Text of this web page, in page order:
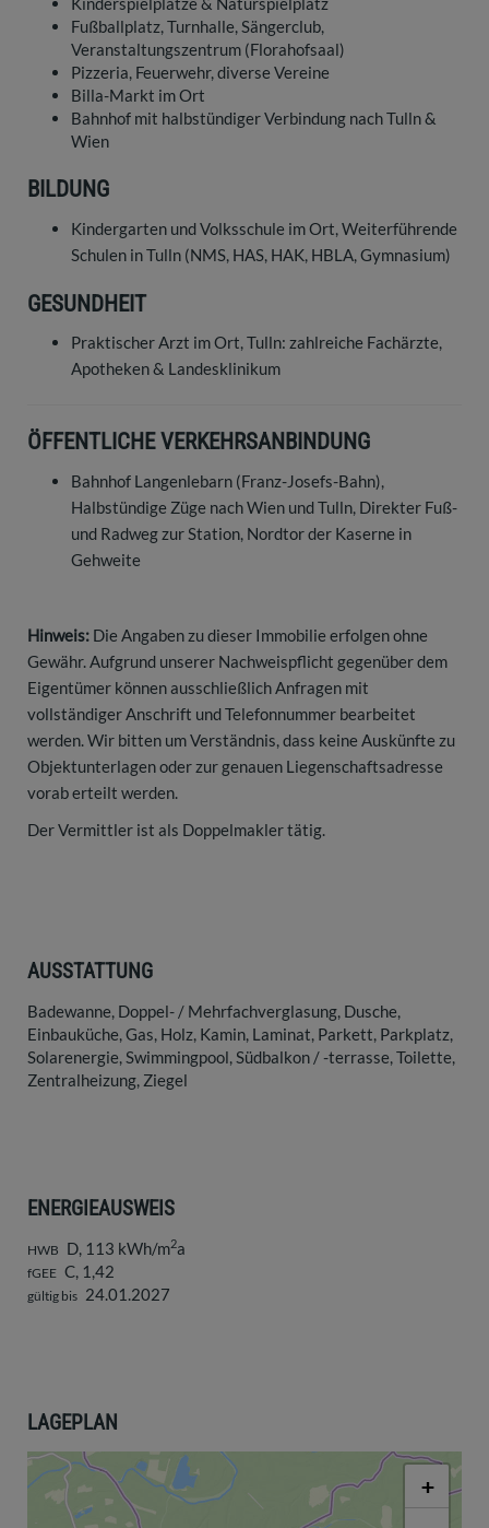
Fußballplatz, Turnhalle, Sängerclub,
Veranstaltungszentrum (Florahofsaal)
Pizzeria, Feuerwehr, diverse Vereine
Billa-Markt im Ort
Bahnhof mit halbstündiger Verbindung nach Tulln &
Wien
BILDUNG
Kindergarten und Volksschule im Ort, Weiterführende
Schulen in Tulln (NMS, HAS, HAK, HBLA, Gymnasium)
GESUNDHEIT
Praktischer Arzt im Ort, Tulln: zahlreiche Fachärzte,
Apotheken & Landesklinikum
ÖFFENTLICHE VERKEHRSANBINDUNG
Bahnhof Langenlebarn (Franz-Josefs-Bahn),
Halbstündige Züge nach Wien und Tulln, Direkter Fuß-
und Radweg zur Station, Nordtor der Kaserne in
Gehweite
Hinweis: Die Angaben zu dieser Immobilie erfolgen ohne
Gewähr. Aufgrund unserer Nachweispflicht gegenüber dem
Eigentümer können ausschließlich Anfragen mit
vollständiger Anschrift und Telefonnummer bearbeitet
werden. Wir bitten um Verständnis, dass keine Auskünfte zu
Objektunterlagen oder zur genauen Liegenschaftsadresse
vorab erteilt werden.
Der Vermittler ist als Doppelmakler tätig.
AUSSTATTUNG
Badewanne Doppel- / Mehrfachverglasung Dusche
Einbauküche Gas Holz Kamin Laminat Parkett Parkplatz
Solarenergie Swimmingpool Südbalkon / -terrasse Toilette
Zentralheizung Ziegel
ENERGIEAUSWEIS
HWB D, 113 kWh/m2a
fGEE C, 1,42
gültig bis 24.01.2027
LAGEPLAN
+